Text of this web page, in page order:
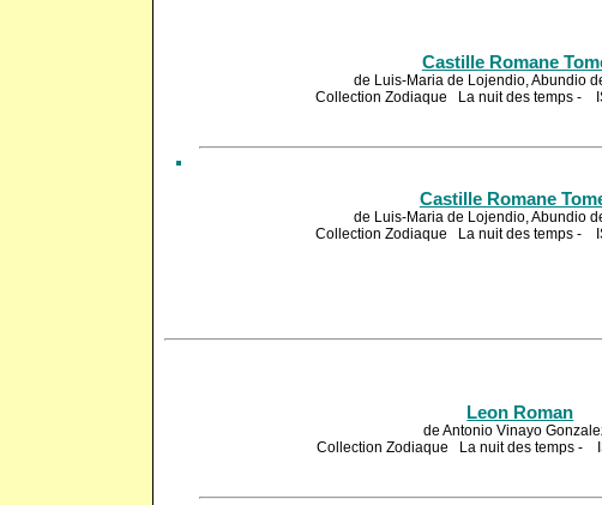
Castille Romane
de Luis-Maria de Lojendio, Abundio
Collection Zodiaque La nuit des temps -
Castille Romane
de Luis-Maria de Lojendio, Abundio
Collection Zodiaque La nuit des temps -
Leon Roman
de Antonio Vinayo
Collection Zodiaque La nuit des temps -